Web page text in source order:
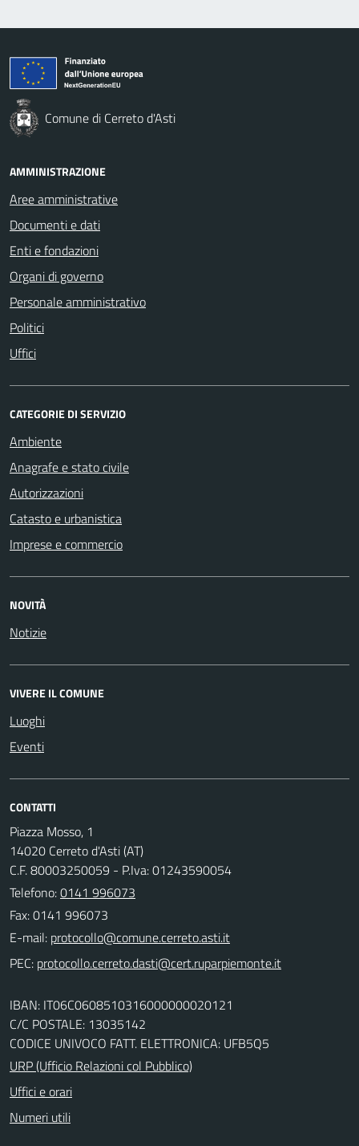
Comune di Cerreto d'Asti
AMMINISTRAZIONE
Aree amministrative
Documenti e dati
Enti e fondazioni
Organi di governo
Personale amministrativo
Politici
Uffici
CATEGORIE DI SERVIZIO
Ambiente
Anagrafe e stato civile
Autorizzazioni
Catasto e urbanistica
Imprese e commercio
NOVITÀ
Notizie
VIVERE IL COMUNE
Luoghi
Eventi
CONTATTI
Piazza Mosso, 1
14020 Cerreto d'Asti (AT)
C.F. 80003250059 - P.Iva: 01243590054
Telefono:0141 996073
Fax: 0141 996073
E-mail:
PEC:
IBAN: IT06C0608510316000000020121
C/C POSTALE: 13035142
CODICE UNIVOCO FATT. ELETTRONICA: UFB5Q5
URP (Ufficio Relazioni col Pubblico)
Uffici e orari
Numeri utili